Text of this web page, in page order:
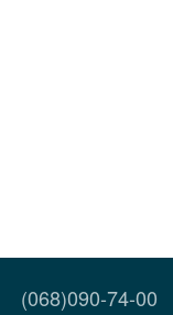
(068)090-74-00